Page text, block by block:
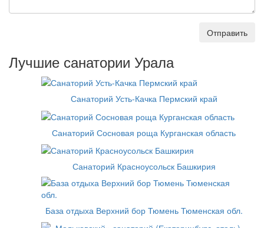
Отправить
Лучшие санатории Урала
Санаторий Усть-Качка Пермский край
Санаторий Сосновая роща Курганская область
Санаторий Красноусольск Башкирия
База отдыха Верхний бор Тюмень Тюменская обл.